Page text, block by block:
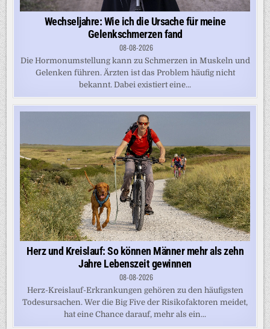
Wechseljahre: Wie ich die Ursache für meine
Gelenkschmerzen fand
08-08-2026
Die Hormonumstellung kann zu Schmerzen in Muskeln und
Gelenken führen. Ärzten ist das Problem häufig nicht
bekannt. Dabei existiert eine...
Herz und Kreislauf: So können Männer mehr als zehn
Jahre Lebenszeit gewinnen
08-08-2026
Herz-Kreislauf-Erkrankungen gehören zu den häufigsten
Todesursachen. Wer die Big Five der Risikofaktoren meidet,
hat eine Chance darauf, mehr als ein...